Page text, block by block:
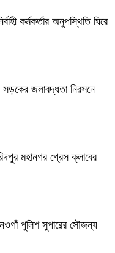
কর্মকর্তার অনুপস্থিতি ঘিরে
সড়কের জলাবদ্ধতা নিরসনে
মহানগর প্রেস ক্লাবের
নওগাঁ পুলিশ সুপারের সৌজন্য